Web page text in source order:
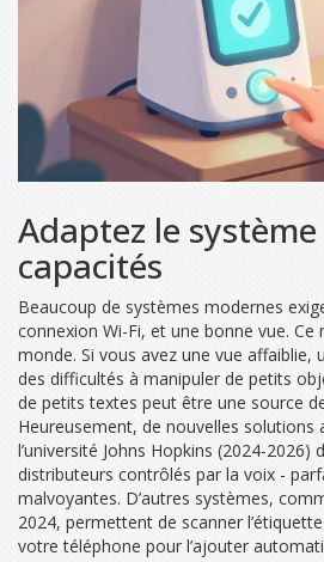
Adaptez le système
capacités
Beaucoup de systèmes modernes
connexion Wi-Fi, et une bonne vue. Ce
monde. Si vous avez une vue affaiblie,
des difficultés à manipuler de petits
de petits textes peut être une source
Heureusement, de nouvelles solutions
l’université Johns Hopkins (2024-2026)
distributeurs contrôlés par la voix -
malvoyantes. D’autres systèmes,
2024, permettent de scanner
votre téléphone pour l’ajouter